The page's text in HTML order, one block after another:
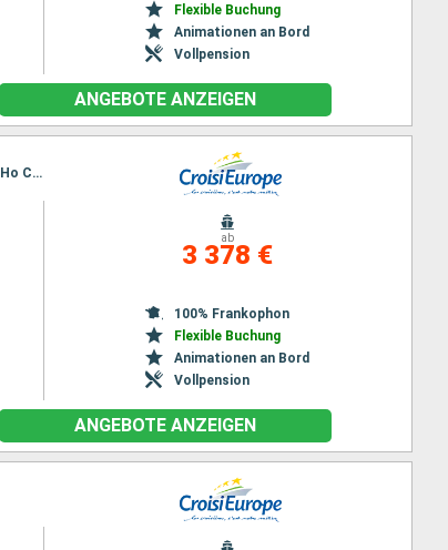
Flexible Buchung
Animationen an Bord
Vollpension
ANGEBOTE ANZEIGEN
Reiseroute : Siem Reap, Angkor (Angkor Wat), Koh Chen, Kampong Tralach, Phnom Penh, Sa Dec, Cai Be, Ho Chi Minh-Stadt
ab
3 378 €
100% Frankophon
Flexible Buchung
Animationen an Bord
Vollpension
ANGEBOTE ANZEIGEN